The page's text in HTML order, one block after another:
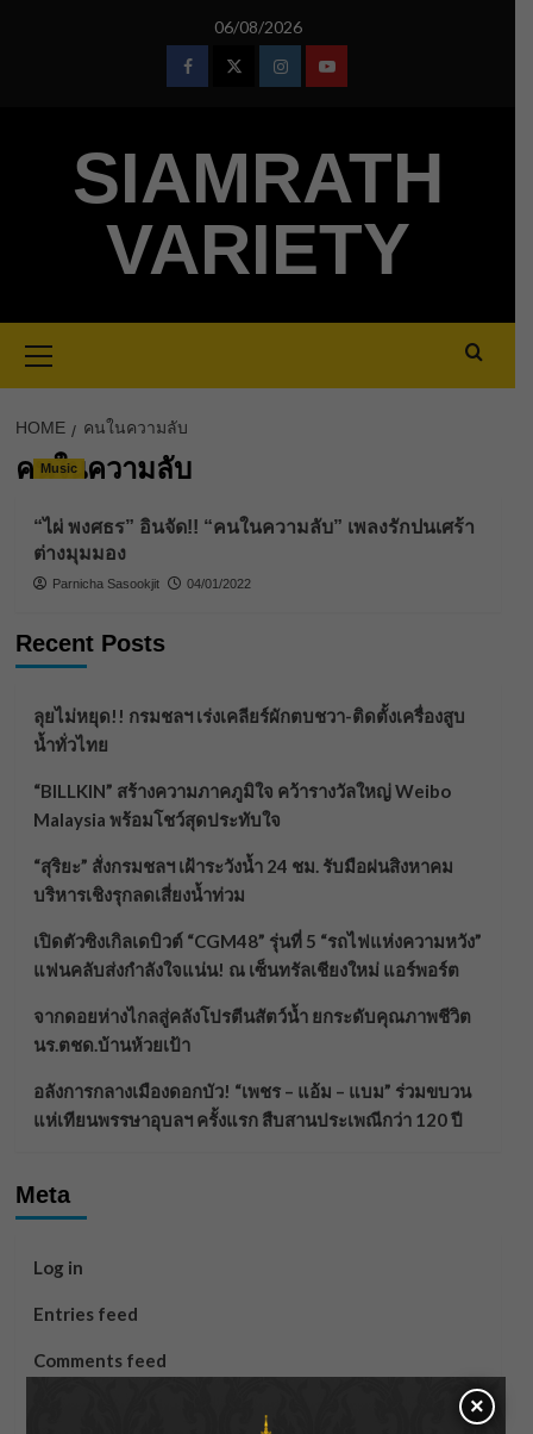
06/08/2026
FacebookTwitterInstagramYoutube
SIAMRATH
VARIETY
Menu
HOME คนในความลับ
คนในความลับ
Music
“ไผ่ พงศธร” อินจัด!! “คนในความลับ” เพลงรักปนเศร้า
ต่างมุมมอง
Parnicha Sasookjit 04/01/2022
Recent Posts
ลุยไม่หยุด!! กรมชลฯ เร่งเคลียร์ผักตบชวา-ติดตั้งเครื่องสูบ
น้ำทั่วไทย
“BILLKIN” สร้างความภาคภูมิใจ คว้ารางวัลใหญ่ Weibo
Malaysia พร้อมโชว์สุดประทับใจ
“สุริยะ” สั่งกรมชลฯ เฝ้าระวังน้ำ 24 ชม. รับมือฝนสิงหาคม
บริหารเชิงรุกลดเสี่ยงน้ำท่วม
เปิดตัวซิงเกิลเดบิวต์ “CGM48” รุ่นที่ 5 “รถไฟแห่งความหวัง”
แฟนคลับส่งกำลังใจแน่น! ณ เซ็นทรัลเชียงใหม่ แอร์พอร์ต
จากดอยห่างไกลสู่คลังโปรตีนสัตว์น้ำ ยกระดับคุณภาพชีวิต
นร.ตชด.บ้านห้วยเป้า
อลังการกลางเมืองดอกบัว! “เพชร – แอ้ม – แบม” ร่วมขบวน
แห่เทียนพรรษาอุบลฯ ครั้งแรก สืบสานประเพณีกว่า 120 ปี
Meta
Log in
Entries feed
Comments feed
×